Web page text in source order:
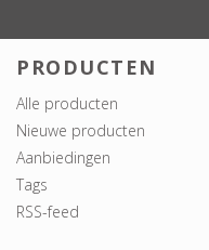
PRODUCTEN
Alle producten
Nieuwe producten
Aanbiedingen
Tags
RSS-feed